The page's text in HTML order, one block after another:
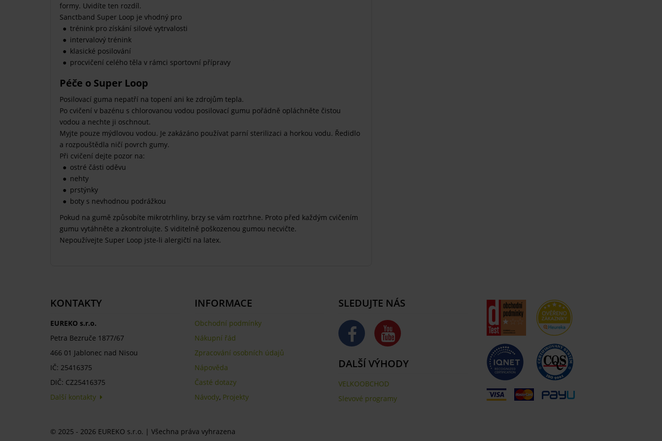
formy. Uvidíte ten rozdíl.
Sanctband Super Loop je vhodný pro
trénink pro získání silové vytrvalosti
intervalový trénink
klasické posilování
procvičení celého těla v rámci sportovní přípravy
Péče o Super Loop
Posilovací guma nepatří na topení ani ke zdrojům tepla.
Po cvičení v bazénu s chlorovanou vodou posilovací gumu pořádně opláchněte čistou
vodou a nechte ji oschnout.
Myjte pouze mýdlovou vodou. Je zakázáno používat parní sterilizaci a horkou vodu. Ředidlo
a rozpouštědla ničí povrch gumy.
Při cvičení dejte pozor na:
ostré části oděvu
nehty
prstýnky
boty s nevhodnou podrážkou
Pokud na gumě způsobíte mikrotrhliny, brzy se vám roztrhne. Proto před každým cvičením
gumu vytáhněte a zkontrolujte. S viditelně poškozenou gumou necvičte.
Nepoužívejte Super Loop jste-li alergičtí na latex.
KONTAKTY
EUREKO s.r.o.
Petra Bezruče 1877/67
466 01 Jablonec nad Nisou
IČ: 25416375
DIČ: CZ25416375
Další kontakty
INFORMACE
Obchodní podmínky
Nákupní řád
Zpracování osobních údajů
Nápověda
Časté dotazy
Návody, Projekty
SLEDUJTE NÁS
DALŠÍ VÝHODY
VELKOOBCHOD
Slevové programy
© 2025 - 2026 EUREKO s.r.o. | Všechna práva vyhrazena